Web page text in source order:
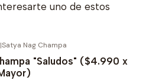
uno de estos
|Satya Nag Champa
"Saludos" ($4.990 x